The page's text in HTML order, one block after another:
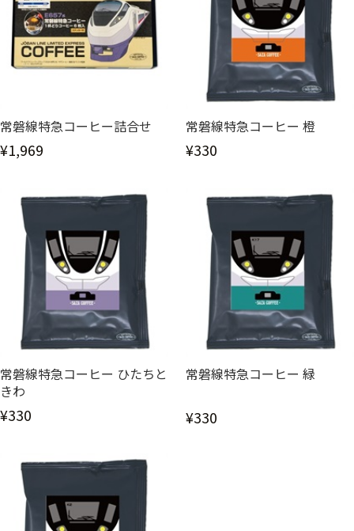
常磐線特急コーヒー詰合せ
¥1,969
常磐線特急コーヒー 橙
¥330
常磐線特急コーヒー ひたちと
きわ
¥330
常磐線特急コーヒー 緑
¥330